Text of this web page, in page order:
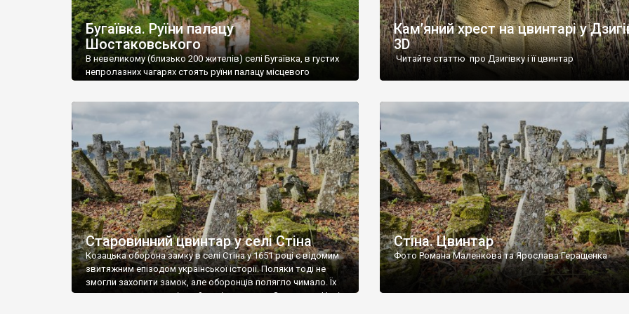
Бугаївка. Руїни палацу
Шостаковського
В невеликому (близько 200 жителів) селі Бугаївка, в густих
непролазних чагарях стоять руїни палацу місцевого
потім клуб, ще пізніше – гуртожиток. У 60-х роках минулого
століття тут розмістили туберкульозну лікарню. Коли із
палацу виїхала лікарня – ми точно не […]
Кам’яний хрест на цвинтарі у
3D
Читайте статтю про Дзигівку і її цвинтар
Старовинний цвинтар у селі Стіна
Козацька оборона замку в селі Стіна у 1651 році є відомим
звитяжним епізодом української історії. Поляки тоді не
змогли захопити замок, але оборонців полягло чимало. Їх
поховали на цвинтарі, який тоді називався Замковим. Нині
Стіна. Цвинтар
Фото Романа Маленкова та Ярослава Геращенка